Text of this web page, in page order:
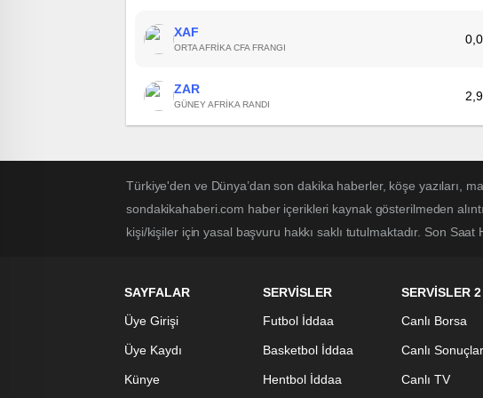
XAF
ORTA AFRIKA CFA FRANGI
ZAR
GÜNEY AFRIKA RANDI
Türkiye'den ve Dünya’dan son dakika haberler, köşe yazıları,
sondakikahaberi.com haber içerikleri kaynak gösterilmeden
kişi/kişiler için yasal başvuru hakkı saklı tutulmaktadır. Son
SAYFALAR
Üye Girişi
Üye Kaydı
Künye
SERVİSLER
Futbol İddaa
Basketbol İddaa
Hentbol İddaa
SERVİSLER 2
Canlı Borsa
Canlı Sonuçlar
Canlı TV